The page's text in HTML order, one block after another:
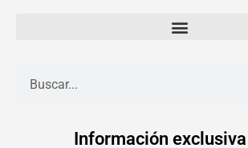
Información